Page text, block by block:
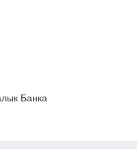
Банка